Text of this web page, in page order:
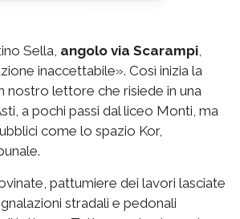
Sella, angolo via Scarampi,
inaccettabile». Così inizia la
nostro lettore che risiede in una
a pochi passi dal liceo Monti, ma
come lo spazio Kor,
pattumiere dei lavori lasciate
stradali e pedonali